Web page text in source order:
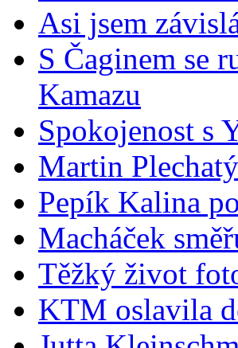
Asi jsem
S Čaginem se
Kamazu
Spokojenost s
Martin
Pepík Kalina
Macháček
Těžký život
KTM oslavila